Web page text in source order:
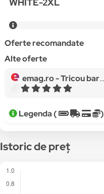
Oferte recomandate
Alte oferte
emag.ro -Tricou barbati, Adidas 03, Bumbac, 2XL EU, Alb
Legenda ( )
Istoric de preț